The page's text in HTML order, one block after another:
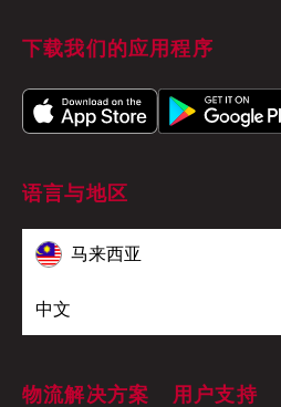
下载我们的应用程序
语言与地区
马来西亚
中文
物流解决方案 用户支持